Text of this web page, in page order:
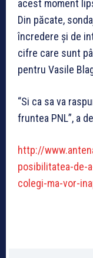
acest moment
Din păcate,
încredere și de
cifre care sunt
pentru Vasile
“Si ca sa va
fruntea PNL”, a
http://
posibilitatea-de-
colegi-ma-vor-